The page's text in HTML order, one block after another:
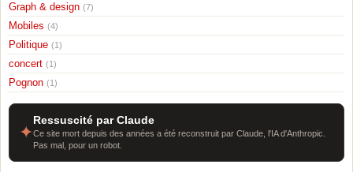
Graph & design (7)
Mobiles (4)
Politique (1)
concert (1)
Pognon (1)
✦
Ressuscité par Claude
Ce site mort depuis des années a été reconstruit par Claude, l'IA d'Anthropic.
Pas mal, pour un robot.